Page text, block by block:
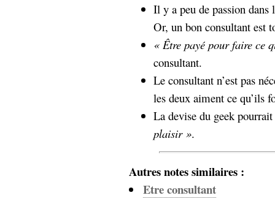
Il y a peu de passion dans
Or, un bon consultant est
« Être payé pour faire ce
consultant.
Le consultant n’est pas
les deux aiment ce qu’ils
La devise du geek
plaisir ».
Autres notes similaires :
Etre consultant